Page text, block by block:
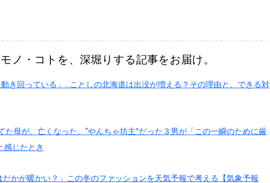
ノ・コトを、深堀りする記事をお届け。
き回っている」…ことしの北海道は出没が増える？その理由と、できる対
た母が、亡くなった。“やんちゃ坊主”だった３男が「この一瞬のために厳
感じたとき
だかが暖かい？」この冬のファッションを天気予報で考える【気象予報